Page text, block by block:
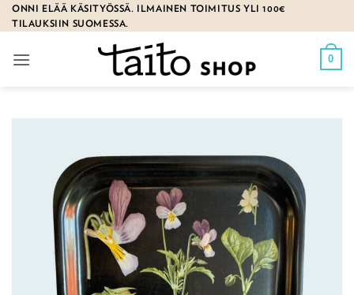
Skip
to
ONNI ELÄÄ KÄSITYÖSSÄ. ILMAINEN TOIMITUS YLI 100€
TILAUKSIIN SUOMESSA.
0